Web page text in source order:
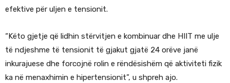
efektive për uljen e tensionit.
“Këto gjetje që lidhin stërvitjen e kombinuar dhe HIIT me ulje
të ndjeshme të tensionit të gjakut gjatë 24 orëve janë
inkurajuese dhe forcojnë rolin e rëndësishëm që aktiviteti fizik
ka në menaxhimin e hipertensionit”, u shpreh ajo.